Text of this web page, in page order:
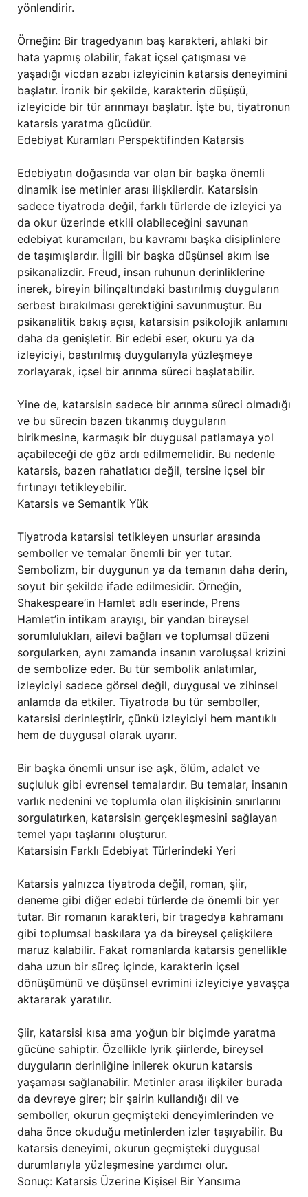
yönlendirir.
Örneğin: Bir tragedyanın baş karakteri, ahlaki bir
hata yapmış olabilir, fakat içsel çatışması ve
yaşadığı vicdan azabı izleyicinin katarsis deneyimini
başlatır. İronik bir şekilde, karakterin düşüşü,
izleyicide bir tür arınmayı başlatır. İşte bu, tiyatronun
katarsis yaratma gücüdür.
Edebiyat Kuramları Perspektifinden Katarsis
Edebiyatın doğasında var olan bir başka önemli
dinamik ise metinler arası ilişkilerdir. Katarsisin
sadece tiyatroda değil, farklı türlerde de izleyici ya
da okur üzerinde etkili olabileceğini savunan
edebiyat kuramcıları, bu kavramı başka disiplinlere
de taşımışlardır. İlgili bir başka düşünsel akım ise
psikanalizdir. Freud, insan ruhunun derinliklerine
inerek, bireyin bilinçaltındaki bastırılmış duyguların
serbest bırakılması gerektiğini savunmuştur. Bu
psikanalitik bakış açısı, katarsisin psikolojik anlamını
daha da genişletir. Bir edebi eser, okuru ya da
izleyiciyi, bastırılmış duygularıyla yüzleşmeye
zorlayarak, içsel bir arınma süreci başlatabilir.
Yine de, katarsisin sadece bir arınma süreci olmadığı
ve bu sürecin bazen tıkanmış duyguların
birikmesine, karmaşık bir duygusal patlamaya yol
açabileceği de göz ardı edilmemelidir. Bu nedenle
katarsis, bazen rahatlatıcı değil, tersine içsel bir
fırtınayı tetikleyebilir.
Katarsis ve Semantik Yük
Tiyatroda katarsisi tetikleyen unsurlar arasında
semboller ve temalar önemli bir yer tutar.
Sembolizm, bir duygunun ya da temanın daha derin,
soyut bir şekilde ifade edilmesidir. Örneğin,
Shakespeare’in Hamlet adlı eserinde, Prens
Hamlet’in intikam arayışı, bir yandan bireysel
sorumlulukları, ailevi bağları ve toplumsal düzeni
sorgularken, aynı zamanda insanın varoluşsal krizini
de sembolize eder. Bu tür sembolik anlatımlar,
izleyiciyi sadece görsel değil, duygusal ve zihinsel
anlamda da etkiler. Tiyatroda bu tür semboller,
katarsisi derinleştirir, çünkü izleyiciyi hem mantıklı
hem de duygusal olarak uyarır.
Bir başka önemli unsur ise aşk, ölüm, adalet ve
suçluluk gibi evrensel temalardır. Bu temalar, insanın
varlık nedenini ve toplumla olan ilişkisinin sınırlarını
sorgulatırken, katarsisin gerçekleşmesini sağlayan
temel yapı taşlarını oluşturur.
Katarsisin Farklı Edebiyat Türlerindeki Yeri
Katarsis yalnızca tiyatroda değil, roman, şiir,
deneme gibi diğer edebi türlerde de önemli bir yer
tutar. Bir romanın karakteri, bir tragedya kahramanı
gibi toplumsal baskılara ya da bireysel çelişkilere
maruz kalabilir. Fakat romanlarda katarsis genellikle
daha uzun bir süreç içinde, karakterin içsel
dönüşümünü ve düşünsel evrimini izleyiciye yavaşça
aktararak yaratılır.
Şiir, katarsisi kısa ama yoğun bir biçimde yaratma
gücüne sahiptir. Özellikle lyrik şiirlerde, bireysel
duyguların derinliğine inilerek okurun katarsis
yaşaması sağlanabilir. Metinler arası ilişkiler burada
da devreye girer; bir şairin kullandığı dil ve
semboller, okurun geçmişteki deneyimlerinden ve
daha önce okuduğu metinlerden izler taşıyabilir. Bu
katarsis deneyimi, okurun geçmişteki duygusal
durumlarıyla yüzleşmesine yardımcı olur.
Sonuç: Katarsis Üzerine Kişisel Bir Yansıma